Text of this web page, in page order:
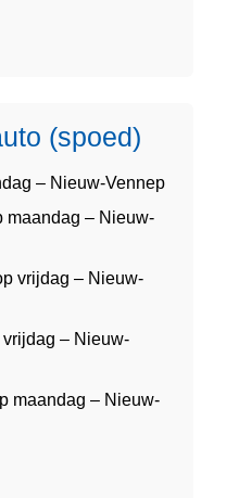
(spoed)
– Nieuw-Vennep
maandag – Nieuw-
vrijdag – Nieuw-
– Nieuw-
maandag – Nieuw-